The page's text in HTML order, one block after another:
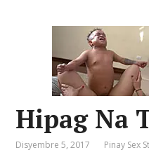
Hipag Na
Disyembre 5, 2017 Pinay Sex